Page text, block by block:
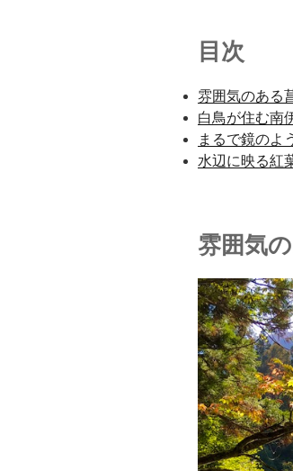
目次
雰囲気のある
白鳥が住む南
まるで鏡のよ
水辺に映る紅
雰囲気